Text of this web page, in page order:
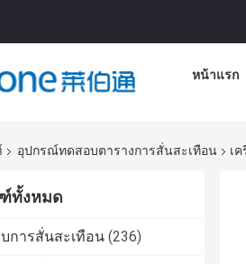
หน้าแรก
อุปกรณ์ทดสอบตารางการสั่นสะเทือน เ
ทั้งหมด
การสั่นสะเทือน (236)